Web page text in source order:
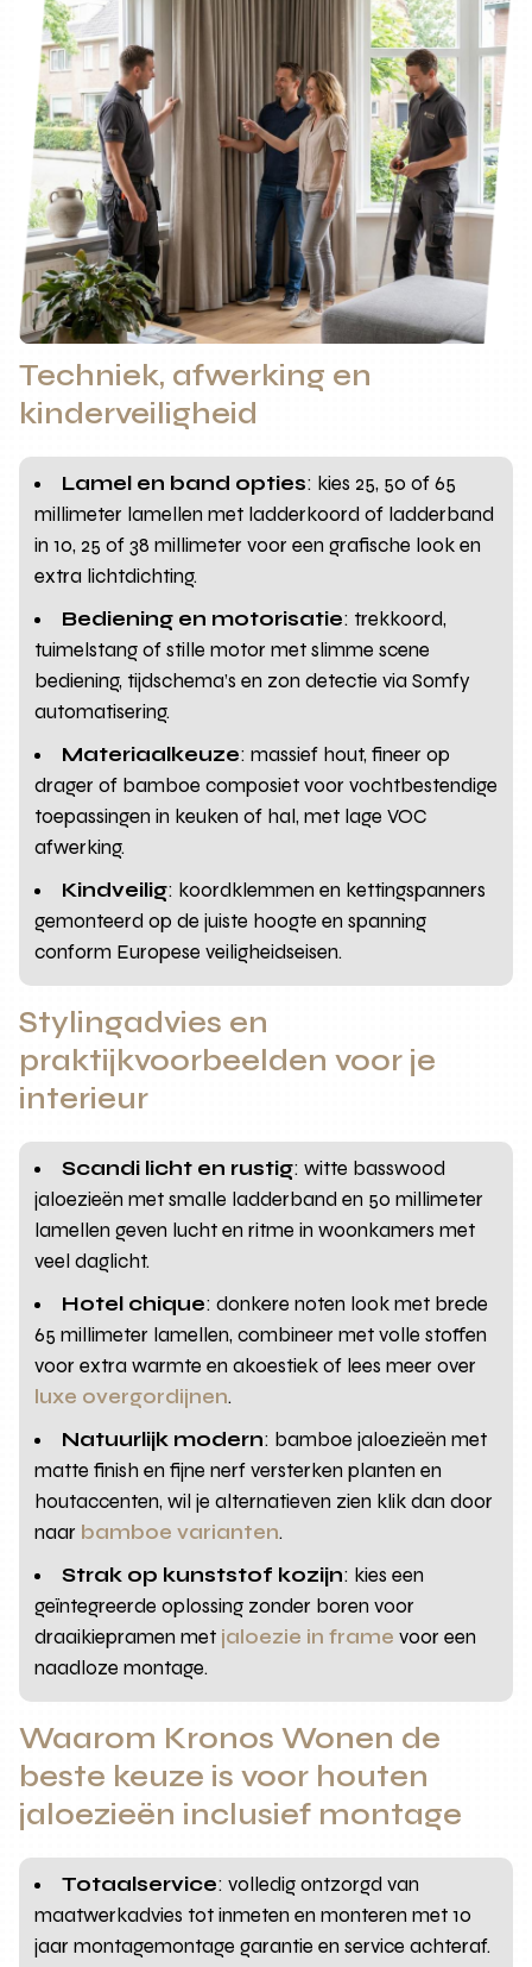
Techniek, afwerking en
kinderveiligheid
Lamel en band opties: kies 25, 50 of 65
millimeter lamellen met ladderkoord of ladderband
in 10, 25 of 38 millimeter voor een grafische look en
extra lichtdichting.
Bediening en motorisatie: trekkoord,
tuimelstang of stille motor met slimme scene
bediening, tijdschema’s en zon detectie via Somfy
automatisering.
Materiaalkeuze: massief hout, fineer op
drager of bamboe composiet voor vochtbestendige
toepassingen in keuken of hal, met lage VOC
afwerking.
Kindveilig: koordklemmen en kettingspanners
gemonteerd op de juiste hoogte en spanning
conform Europese veiligheidseisen.
Stylingadvies en
praktijkvoorbeelden voor je
interieur
Scandi licht en rustig: witte basswood
jaloezieën met smalle ladderband en 50 millimeter
lamellen geven lucht en ritme in woonkamers met
veel daglicht.
Hotel chique: donkere noten look met brede
65 millimeter lamellen, combineer met volle stoffen
voor extra warmte en akoestiek of lees meer over
luxe overgordijnen.
Natuurlijk modern: bamboe jaloezieën met
matte finish en fijne nerf versterken planten en
houtaccenten, wil je alternatieven zien klik dan door
naar bamboe varianten.
Strak op kunststof kozijn: kies een
geïntegreerde oplossing zonder boren voor
draaikiepramen met jaloezie in frame voor een
naadloze montage.
Waarom Kronos Wonen de
beste keuze is voor houten
jaloezieën inclusief montage
Totaalservice: volledig ontzorgd van
maatwerkadvies tot inmeten en monteren met 10
jaar montagemontage garantie en service achteraf.